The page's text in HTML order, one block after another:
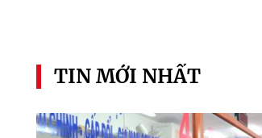
TIN MỚI NHẤT